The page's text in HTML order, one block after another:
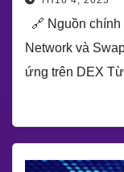
🔗 Nguồn
Network và
ứng trên DEX